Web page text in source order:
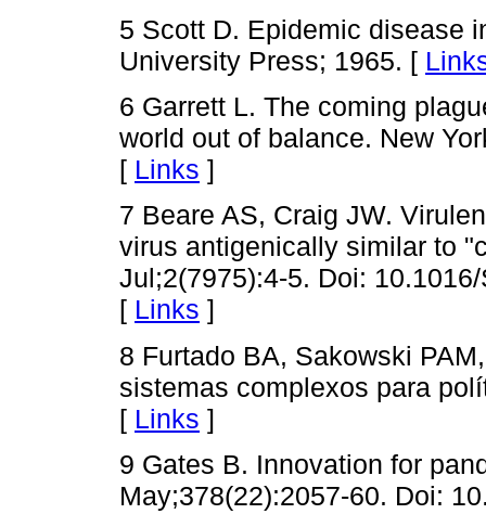
5 Scott D. Epidemic disease
University Press; 1965. [
6 Garrett L. The coming
world out of balance. New
[ Links ]
7 Beare AS, Craig JW.
virus antigenically similar to
Jul;2(7975):4-5. Doi:
[ Links ]
8 Furtado BA, Sakowski
sistemas complexos para
[ Links ]
9 Gates B. Innovation for
May;378(22):2057-60. Doi: